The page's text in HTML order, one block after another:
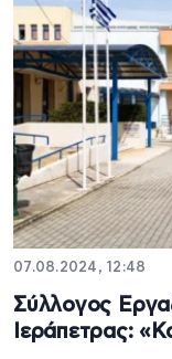
07.08.2024, 12:48
Σύλλογος
Ιεράπετρας: